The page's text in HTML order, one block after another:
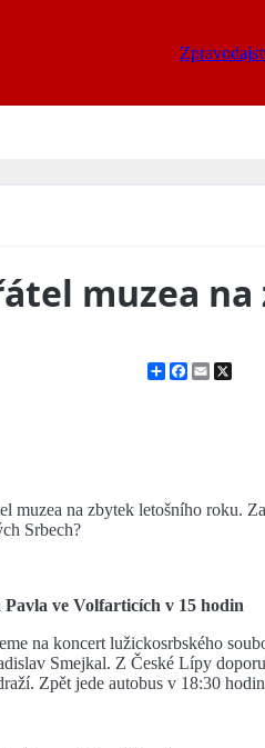
muzea
ShareFacebook
Email
muzea na zbytek letošního roku.
Srbech?
Pavla ve Volfarticích v 15 hodin
na koncert lužickosrbského
Smejkal. Z České Lípy
Zpět jede autobus v 18:30